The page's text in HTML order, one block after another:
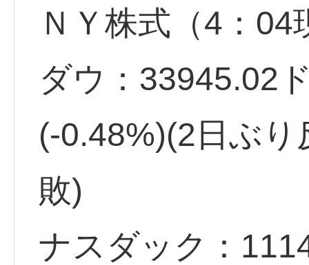
ＮＹ株式（4：
ダウ：
(-0.48%)(2日ぶ
敗)
ナスダック：